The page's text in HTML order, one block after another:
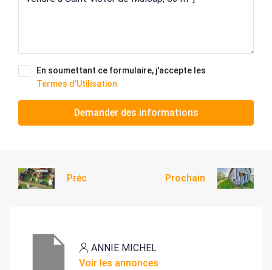
En soumettant ce formulaire, j'accepte les
Termes d'Utilisation
Demander des informations
Préc Prochain
ANNIE MICHEL
Voir les annonces